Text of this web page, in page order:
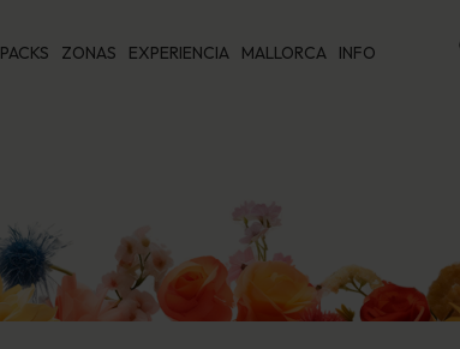
PACKS ZONAS EXPERIENCIA MALLORCA INFO